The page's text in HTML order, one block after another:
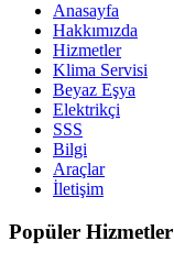
Anasayfa
Hakkımızda
Hizmetler
Klima Servisi
Beyaz Eşya
Elektrikçi
SSS
Bilgi
Araçlar
İletişim
Popüler Hizmetler